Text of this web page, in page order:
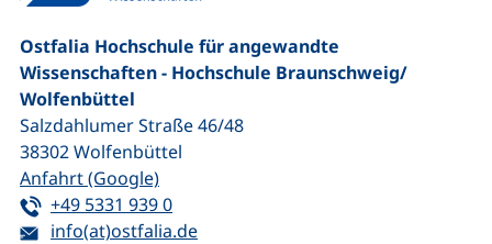
Ostfalia Hochschule für angewandte
Wissenschaften - Hochschule Braunschweig/​
Wolfenbüttel
Salzdahlumer Straße 46/48
38302Wolfenbüttel
Anfahrt (Google)(externer Link, öffnet neues Fenster)
Tel:
+49 5331 939 0(startet einen Telefonanruf, wenn Ihr
E-Mail:
info(at)ostfalia.de(öffnet Ihr E-Mail-Programm)